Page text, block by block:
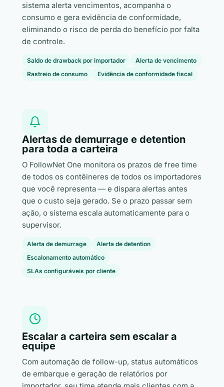
sistema alerta vencimentos, acompanha o
consumo e gera evidência de conformidade,
eliminando o risco de perda do benefício por falta
de controle.
Saldo de drawback por importador
Alerta de vencimento
Rastreio de consumo
Evidência de conformidade fiscal
Alertas de demurrage e detention
para toda a carteira
O FollowNet One monitora os prazos de free time
de todos os contêineres de todos os importadores
que você representa — e dispara alertas antes
que o custo seja gerado. Se o prazo passar sem
ação, o sistema escala automaticamente para o
supervisor.
Alerta de demurrage
Alerta de detention
Escalonamento automático
SLAs configuráveis por cliente
Escalar a carteira sem escalar a
equipe
Com automação de follow-up, status automáticos
de embarque e geração de relatórios por